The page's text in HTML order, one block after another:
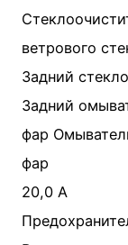
ветрового
Задний
Задний
фар
фар
20,0 А